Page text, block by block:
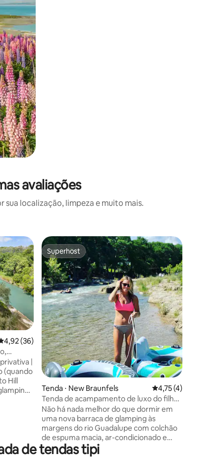
avaliações
localização, limpeza e muito mais.
de uma avaliação média de 5, 36 avaliações
4,92 (36)
|
(quando
Hill
e um
Superhost
Superhost
Tenda ⋅ New Braunfels 4,75 de uma
4,75 (4)
Tenda de acampamento de luxo do filho
de Guadalupe #I e Cabana #14
Não há nada melhor do que dormir em
uma nova barraca de glamping às
margens do rio Guadalupe com colchão
de espuma macia, ar-condicionado e
ventiladores poderosos, mantendo você
confortável e fresco! Acreditamos que
de tendas tipi